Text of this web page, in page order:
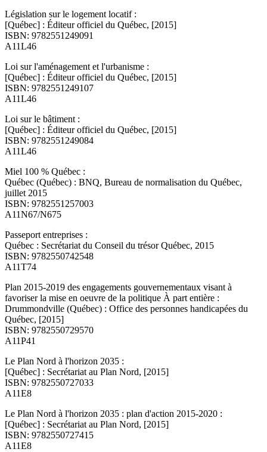
Législation sur le logement locatif :
[Québec] : Éditeur officiel du Québec, [2015]
ISBN: 9782551249091
A11L46
Loi sur l'aménagement et l'urbanisme :
[Québec] : Éditeur officiel du Québec, [2015]
ISBN: 9782551249107
A11L46
Loi sur le bâtiment :
[Québec] : Éditeur officiel du Québec, [2015]
ISBN: 9782551249084
A11L46
Miel 100 % Québec :
Québec (Québec) : BNQ, Bureau de normalisation du Québec,
juillet 2015
ISBN: 9782551257003
A11N67/N675
Passeport entreprises :
Québec : Secrétariat du Conseil du trésor Québec, 2015
ISBN: 9782550742548
A11T74
Plan 2015-2019 des engagements gouvernementaux visant à
favoriser la mise en oeuvre de la politique À part entière :
Drummondville (Québec) : Office des personnes handicapées du
Québec, [2015]
ISBN: 9782550729570
A11P41
Le Plan Nord à l'horizon 2035 :
[Québec] : Secrétariat au Plan Nord, [2015]
ISBN: 9782550727033
A11E8
Le Plan Nord à l'horizon 2035 : plan d'action 2015-2020 :
[Québec] : Secrétariat au Plan Nord, [2015]
ISBN: 9782550727415
A11E8